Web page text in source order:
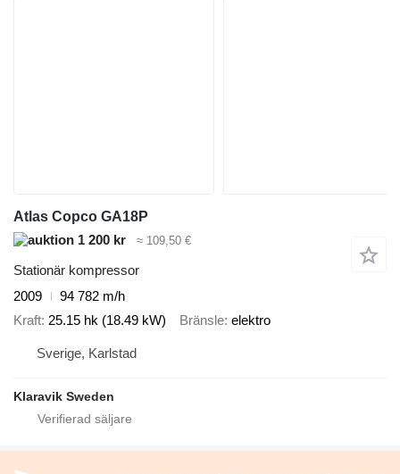
Atlas Copco GA18P
1 200 kr
≈ 109,50 €
Stationär kompressor
2009
94 782 m/h
Kraft 25.15 hk (18.49 kW) Bränsle elektro
Sverige, Karlstad
Klaravik Sweden